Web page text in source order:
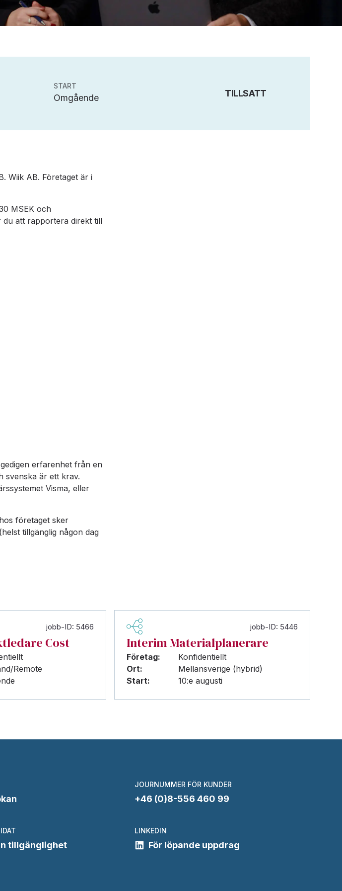
START
Omgående TILLSATT
Wiik AB. Företaget är i
MSEK och
du att rapportera direkt till
erfarenhet från en
svenska är ett krav.
Visma, eller
företaget sker
tillgänglig någon dag
jobb-ID: 5466
Cost
Remote
jobb-ID: 5446
Interim Materialplanerare
Företag:
Konfidentiellt
Ort:
Mellansverige (hybrid)
Start:
10:e augusti
JOURNUMMER FÖR KUNDER
+46 (0)8-556 460 99
tillgänglighet
LINKEDIN
För löpande uppdrag